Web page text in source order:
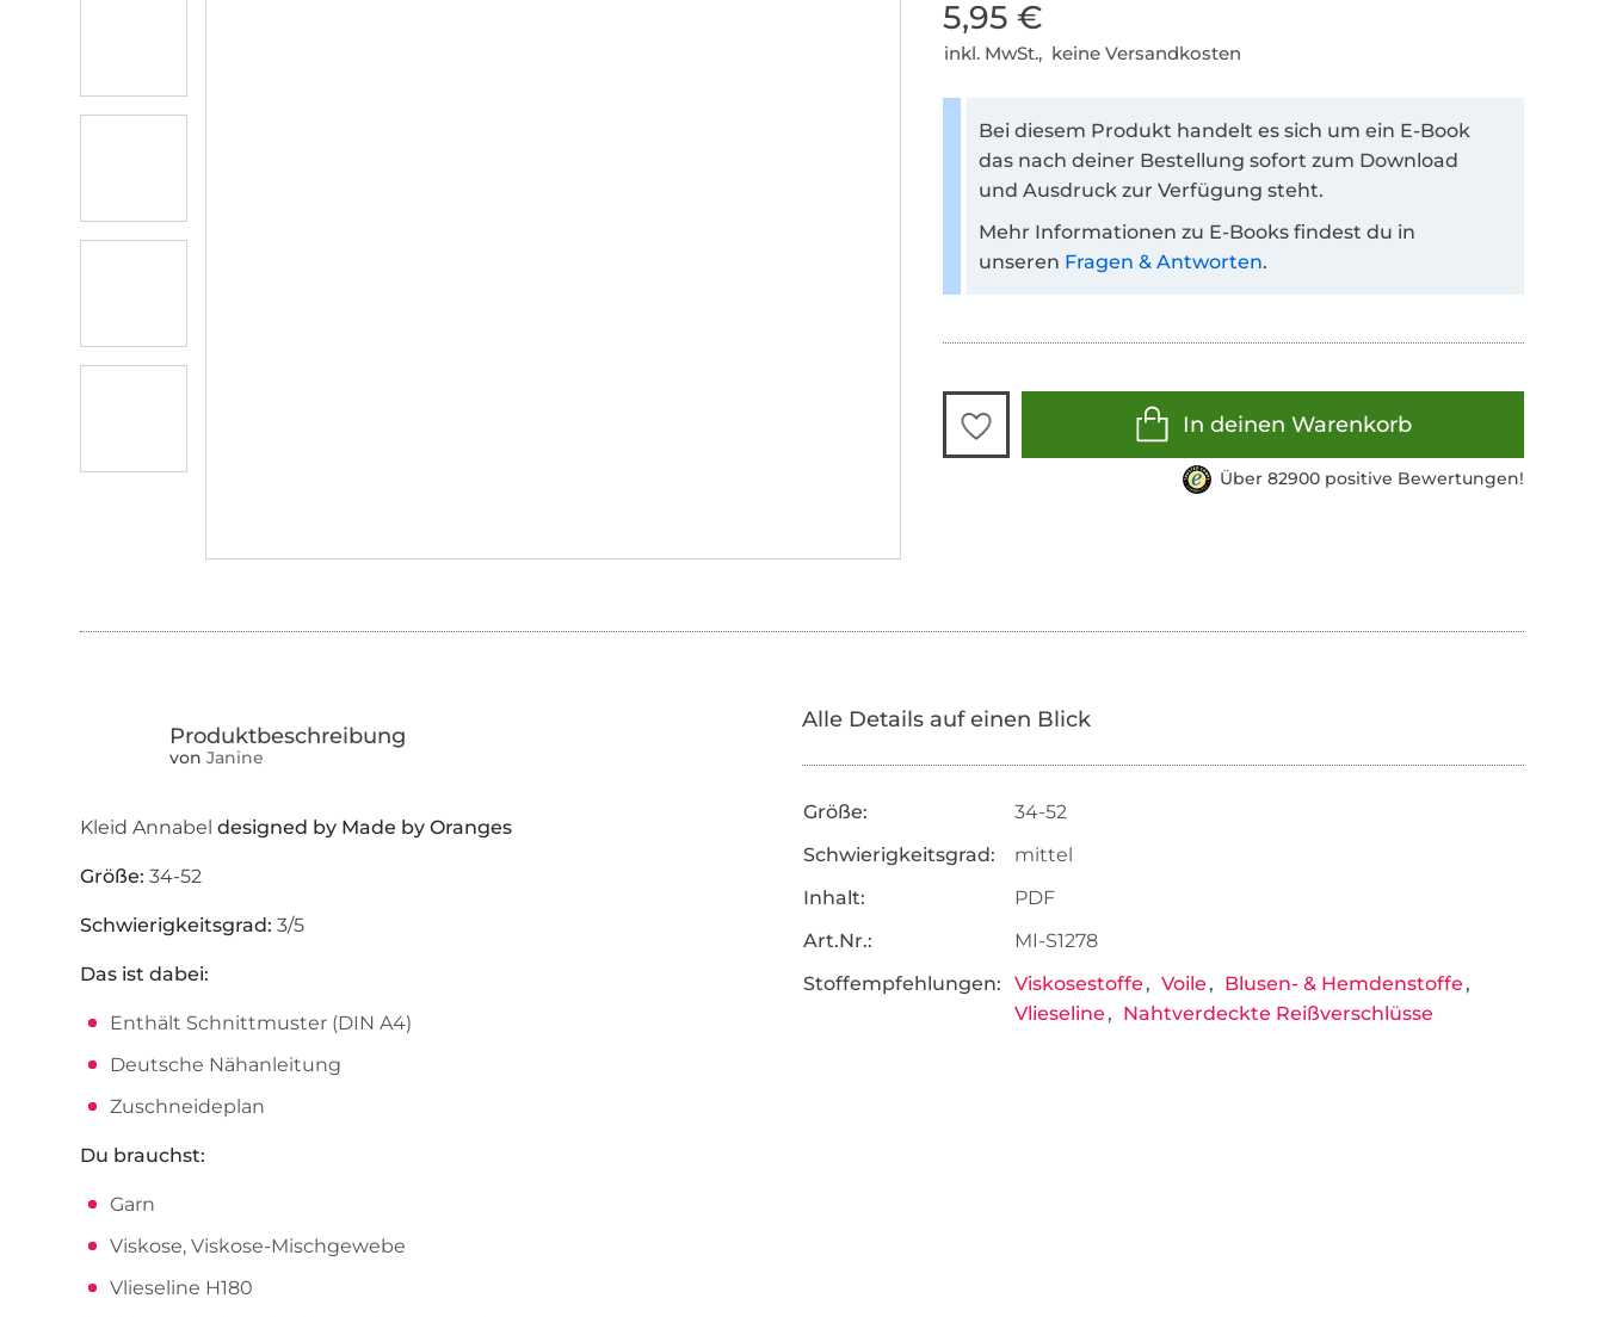
5,95 €
inkl. MwSt., keine Versandkosten
Bei diesem Produkt handelt es sich um ein E-Book
das nach deiner Bestellung sofort zum Download
und Ausdruck zur Verfügung steht.
Mehr Informationen zu E-Books findest du in
unseren Fragen & Antworten.
In deinen Warenkorb
Über 82900 positive Bewertungen!
von Janine
Kleid Annabeldesigned by Made by Oranges
Größe: 34-52
Schwierigkeitsgrad: 3/5
Das ist dabei:
Enthält Schnittmuster (DIN A4)
Deutsche Nähanleitung
Zuschneideplan
Du brauchst:
Garn
Viskose, Viskose-Mischgewebe
Vlieseline H180
Alle Details auf einen Blick
Größe:
34-52
Schwierigkeitsgrad:
mittel
Inhalt:
PDF
Art.Nr.:
MI-S1278
Stoffempfehlungen:
Viskosestoffe Voile
Blusen- & Hemdenstoffe
Vlieseline
Nahtverdeckte Reißverschlüsse